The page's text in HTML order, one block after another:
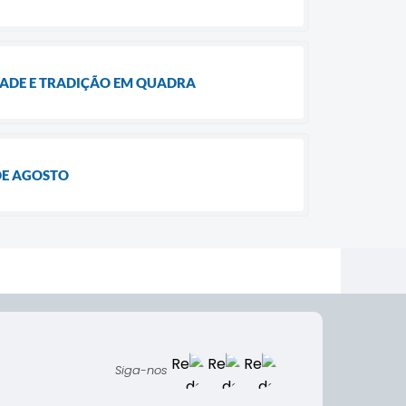
E TRADIÇÃO EM QUADRA
AGOSTO
Siga-nos